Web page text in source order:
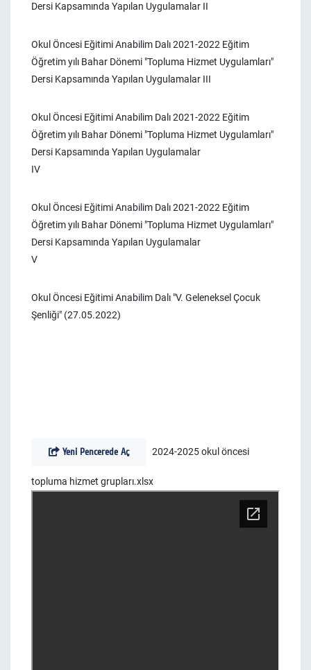
Dersi Kapsamında Yapılan Uygulamalar II
Okul Öncesi Eğitimi Anabilim Dalı 2021-2022 Eğitim
Öğretim yılı Bahar Dönemi "Topluma Hizmet Uygulamları"
Dersi Kapsamında Yapılan Uygulamalar III
Okul Öncesi Eğitimi Anabilim Dalı 2021-2022 Eğitim
Öğretim yılı Bahar Dönemi "Topluma Hizmet Uygulamları"
Dersi Kapsamında Yapılan Uygulamalar
IV
Okul Öncesi Eğitimi Anabilim Dalı 2021-2022 Eğitim
Öğretim yılı Bahar Dönemi "Topluma Hizmet Uygulamları"
Dersi Kapsamında Yapılan Uygulamalar
V
Okul Öncesi Eğitimi Anabilim Dalı "V. Geleneksel Çocuk
Şenliği" (27.05.2022)
Yeni Pencerede Aç 2024-2025 okul öncesi
topluma hizmet grupları.xlsx